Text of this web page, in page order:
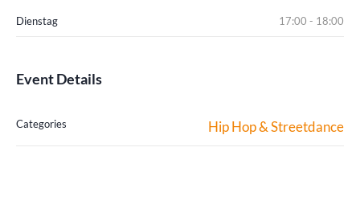
Dienstag 17:00 - 18:00
Event Details
Categories Hip Hop & Streetdance